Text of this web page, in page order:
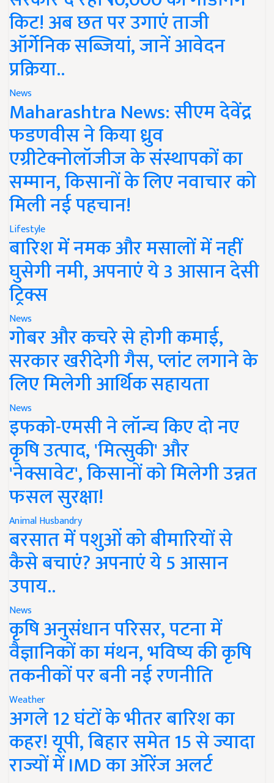
किट! अब छत पर उगाएं ताजी
ऑर्गेनिक सब्जियां, जानें आवेदन
प्रक्रिया..
News
Maharashtra News: सीएम देवेंद्र
फडणवीस ने किया ध्रुव
एग्रीटेक्नोलॉजीज के संस्थापकों का
सम्मान, किसानों के लिए नवाचार को
मिली नई पहचान!
Lifestyle
बारिश में नमक और मसालों में नहीं
घुसेगी नमी, अपनाएं ये 3 आसान देसी
ट्रिक्स
News
गोबर और कचरे से होगी कमाई,
सरकार खरीदेगी गैस, प्लांट लगाने के
लिए मिलेगी आर्थिक सहायता
News
इफको-एमसी ने लॉन्च किए दो नए
कृषि उत्पाद, 'मित्सुकी' और
'नेक्सावेट', किसानों को मिलेगी उन्नत
फसल सुरक्षा!
Animal Husbandry
बरसात में पशुओं को बीमारियों से
कैसे बचाएं? अपनाएं ये 5 आसान
उपाय..
News
कृषि अनुसंधान परिसर, पटना में
वैज्ञानिकों का मंथन, भविष्य की कृषि
तकनीकों पर बनी नई रणनीति
Weather
अगले 12 घंटों के भीतर बारिश का
कहर! यूपी, बिहार समेत 15 से ज्यादा
राज्यों में IMD का ऑरेंज अलर्ट